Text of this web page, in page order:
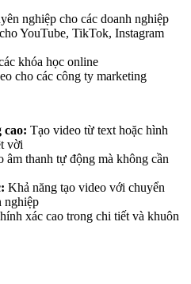
nghiệp cho các doanh nghiệp
YouTube, TikTok, Instagram
khóa học online
cho các công ty marketing
cao: Tạo video từ text hoặc hình
vời
âm thanh tự động mà không cần
Khả năng tạo video với chuyển
nghiệp
xác cao trong chi tiết và khuôn